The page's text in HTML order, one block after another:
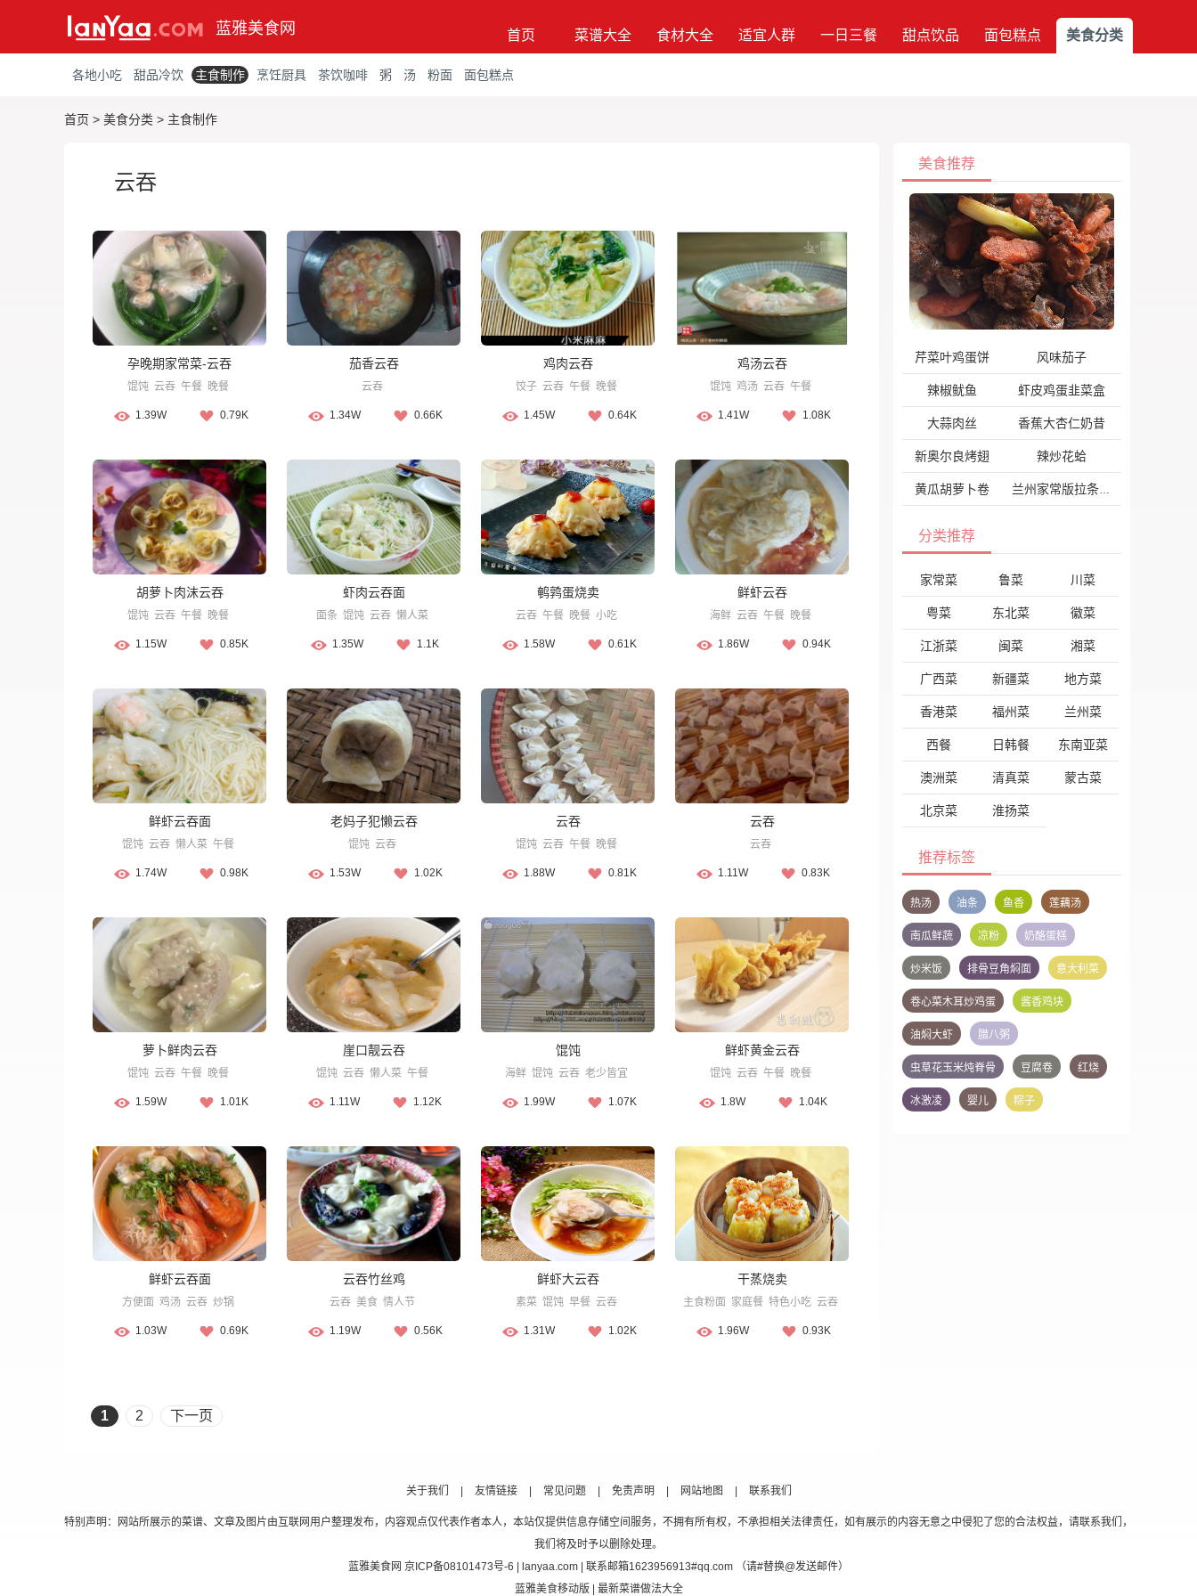
蓝雅美食网 首页 菜谱大全 食材大全 适宜人群 一日三餐 甜点饮品 面包糕点 美食分类
各地小吃 甜品冷饮 主食制作 烹饪厨具 茶饮咖啡 粥 汤 粉面 面包糕点
首页 > 美食分类 > 主食制作
云吞
孕晚期家常菜-云吞
馄饨 云吞 午餐 晚餐
1.39W 0.79K
茄香云吞
云吞
1.34W 0.66K
鸡肉云吞
饺子 云吞 午餐 晚餐
1.45W 0.64K
鸡汤云吞
馄饨 鸡汤 云吞 午餐
1.41W 1.08K
胡萝卜肉沫云吞
馄饨 云吞 午餐 晚餐
1.15W 0.85K
虾肉云吞面
面条 馄饨 云吞 懒人菜
1.35W 1.1K
鹌鹑蛋烧卖
云吞 午餐 晚餐 小吃
1.58W 0.61K
鲜虾云吞
海鲜 云吞 午餐 晚餐
1.86W 0.94K
鲜虾云吞面
馄饨 云吞 懒人菜 午餐
1.74W 0.98K
老妈子犯懒云吞
馄饨 云吞
1.53W 1.02K
云吞
馄饨 云吞 午餐 晚餐
1.88W 0.81K
云吞
云吞
1.11W 0.83K
萝卜鲜肉云吞
馄饨 云吞 午餐 晚餐
1.59W 1.01K
崖口靓云吞
馄饨 云吞 懒人菜 午餐
1.11W 1.12K
馄饨
海鲜 馄饨 云吞 老少皆宜
1.99W 1.07K
鲜虾黄金云吞
馄饨 云吞 午餐 晚餐
1.8W 1.04K
鲜虾云吞面
方便面 鸡汤 云吞 炒锅
1.03W 0.69K
云吞竹丝鸡
云吞 美食 情人节
1.19W 0.56K
鲜虾大云吞
素菜 馄饨 早餐 云吞
1.31W 1.02K
干蒸烧卖
主食粉面 家庭餐 特色小吃 云吞
1.96W 0.93K
1 2 下一页
美食推荐
芹菜叶鸡蛋饼 风味茄子
辣椒鱿鱼 虾皮鸡蛋韭菜盒
大蒜肉丝 香蕉大杏仁奶昔
新奥尔良烤翅 辣炒花蛤
黄瓜胡萝卜卷 兰州家常版拉条子
分类推荐
家常菜 鲁菜 川菜
粤菜 东北菜 徽菜
江浙菜 闽菜 湘菜
广西菜 新疆菜 地方菜
香港菜 福州菜 兰州菜
西餐 日韩餐 东南亚菜
澳洲菜 清真菜 蒙古菜
北京菜 淮扬菜
推荐标签
热汤 油条 鱼香 莲藕汤
南瓜鲜蔬 凉粉 奶酪蛋糕
炒米饭 排骨豆角焖面 意大利菜
卷心菜木耳炒鸡蛋 酱香鸡块
油焖大虾 腊八粥
虫草花玉米炖脊骨 豆腐卷 红烧
冰激凌 婴儿 粽子
关于我们 友情链接 常见问题 免责声明 网站地图 联系我们
特别声明：网站所展示的菜谱、文章及图片由互联网用户整理发布，内容观点仅代表作者本人，本站仅提供信息存储空间服务，不拥有所有权，不承担相关法律责任，如有展示的内容无意之中侵犯了您的合法权益，请联系我们，
我们将及时予以删除处理。
蓝雅美食网 京ICP备08101473号-6 | lanyaa.com | 联系邮箱1623956913#qq.com （请#替换@发送邮件）
蓝雅美食移动版 | 最新菜谱做法大全